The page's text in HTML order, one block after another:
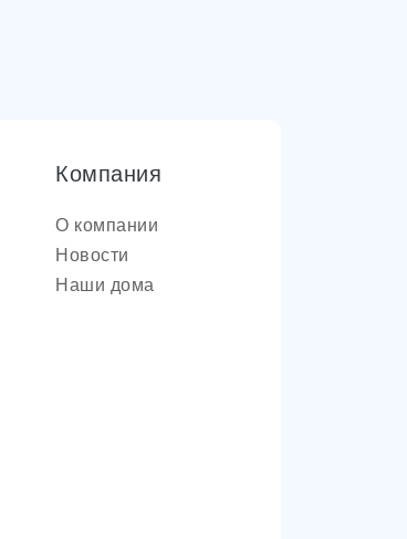
Компания
О компании
Новости
Наши дома